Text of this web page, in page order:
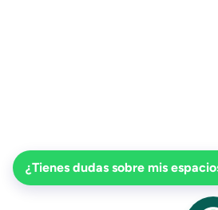
¿Tienes dudas sobre mis